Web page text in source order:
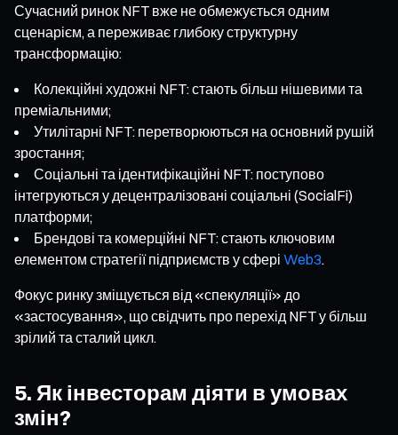
Сучасний ринок NFT вже не обмежується одним
сценарієм, а переживає глибоку структурну
трансформацію:
Колекційні художні NFT: стають більш нішевими та
преміальними;
Утилітарні NFT: перетворюються на основний рушій
зростання;
Соціальні та ідентифікаційні NFT: поступово
інтегруються у децентралізовані соціальні (SocialFi)
платформи;
Брендові та комерційні NFT: стають ключовим
елементом стратегії підприємств у сфері Web3.
Фокус ринку зміщується від «спекуляції» до
«застосування», що свідчить про перехід NFT у більш
зрілий та сталий цикл.
5. Як інвесторам діяти в умовах
змін?